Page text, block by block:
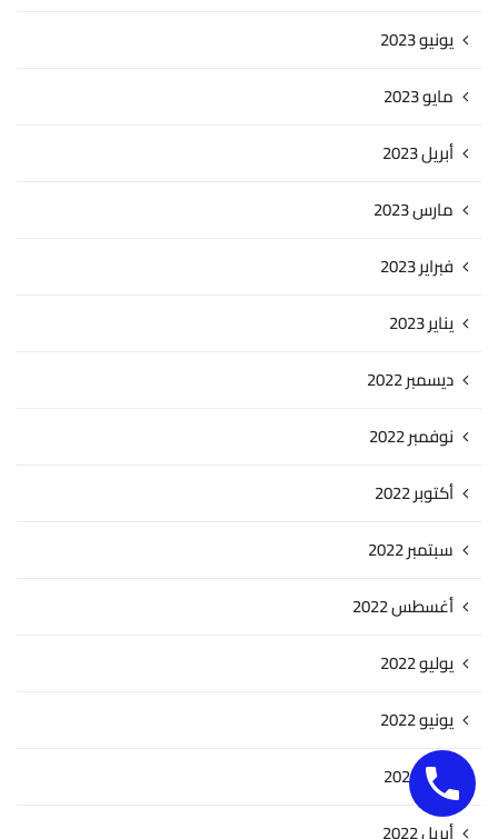
يونيو 2023
مايو 2023
أبريل 2023
مارس 2023
فبراير 2023
يناير 2023
ديسمبر 2022
نوفمبر 2022
أكتوبر 2022
سبتمبر 2022
أغسطس 2022
يوليو 2022
يونيو 2022
مايو 2022